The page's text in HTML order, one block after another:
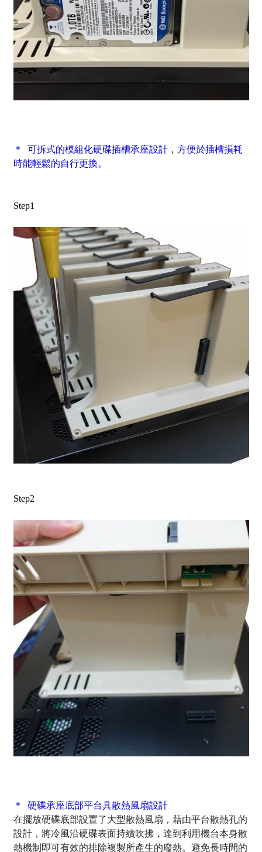
＊ 可拆式的模組化硬碟插槽承座設計，方便於插槽損耗
時能輕鬆的自行更換。
Step1
Step2
＊ 硬碟承座底部平台具散熱風扇設計
在擺放硬碟底部設置了大型散熱風扇，藉由平台散熱孔的
設計，將冷風沿硬碟表面持續吹拂，達到利用機台本身散
熱機制即可有效的排除複製所產生的廢熱。避免長時間的